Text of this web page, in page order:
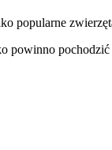
popularne
powinno